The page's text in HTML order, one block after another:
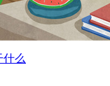
什么